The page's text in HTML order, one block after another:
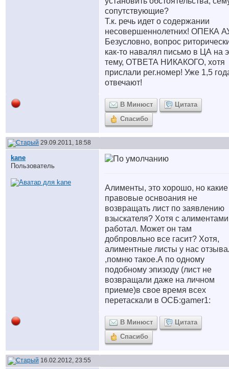
сопутствующие?
Т.к. речь идет о содержании
несовершеннолетних! ОПЕКА
Безусловно, вопрос
как-то навалял письмо в ЦА на
тему, ОТВЕТА НИКАКОГО, хотя
прислали рег.номер! Уже 1,5
отвечают!
В Минюст
Цитата
Спасибо
29.09.2011, 18:58
kane
Пользователь
Алименты, это хорошо, но какие
правовые оснвоания не
возвращать лист по заявлению
взыскателя? Хотя с
работал. Может он там
добпровльно все гасит? Хотя,
алиментные листы у нас
,помню такое.А по одному
подобному эпизоду (лист не
возвращали даже на личном
приеме)в свое время всех
перетаскали в ОСБ:gamer1:
В Минюст
Цитата
Спасибо
16.02.2012, 23:55